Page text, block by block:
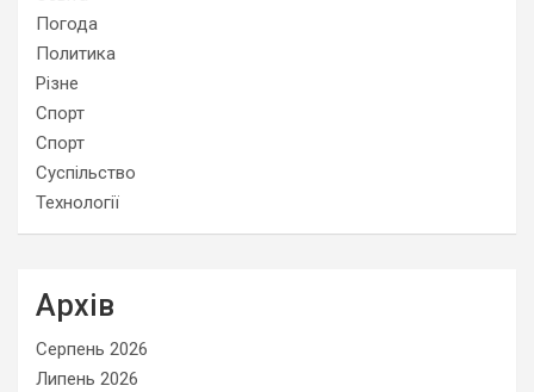
Погода
Политика
Різне
Спорт
Спорт
Суспільство
Технології
Архів
Серпень 2026
Липень 2026